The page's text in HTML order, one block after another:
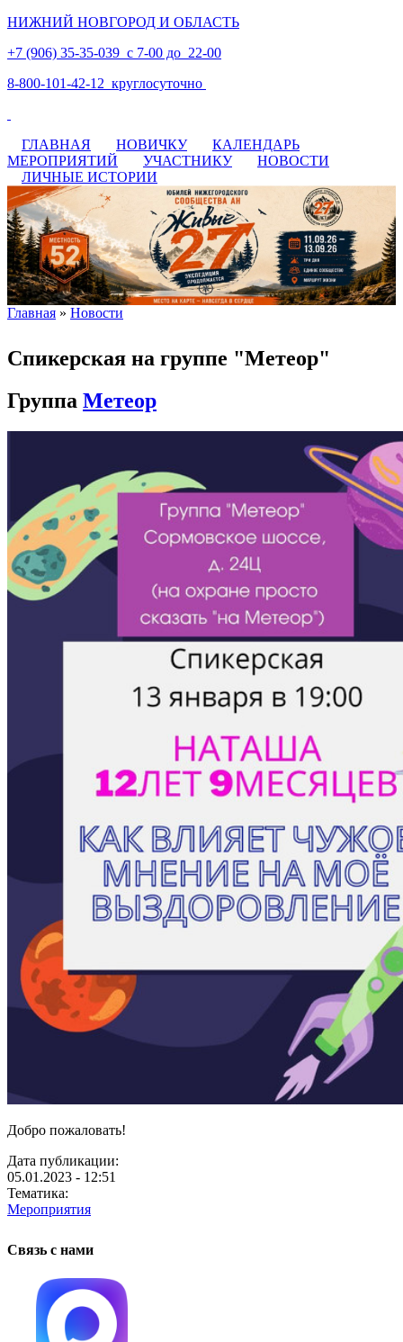
НИЖНИЙ НОВГОРОД И ОБЛАСТЬ
+7 (906) 35-35-039 с 7-00 до 22-00
8-800-101-42-12 круглосуточно
ГЛАВНАЯ НОВИЧКУ
КАЛЕНДАРЬ
МЕРОПРИЯТИЙ
УЧАСТНИКУ
НОВОСТИ
ЛИЧНЫЕ ИСТОРИИ
Главная » Новости
Спикерская на группе "Метеор"
Группа Метеор
Добро пожаловать!
Дата публикации:
05.01.2023 - 12:51
Тематика:
Мероприятия
Связь с нами